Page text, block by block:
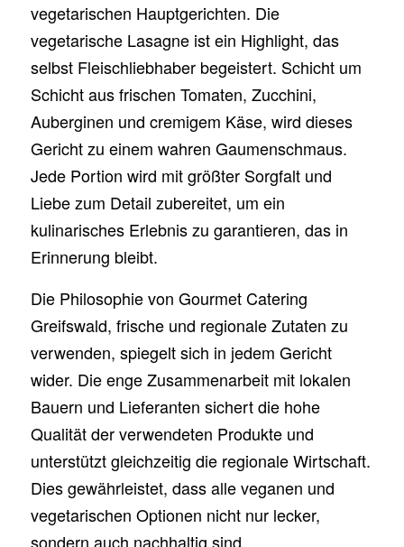
vegetarischen Hauptgerichten. Die
vegetarische Lasagne ist ein Highlight, das
selbst Fleischliebhaber begeistert. Schicht um
Schicht aus frischen Tomaten, Zucchini,
Auberginen und cremigem Käse, wird dieses
Gericht zu einem wahren Gaumenschmaus.
Jede Portion wird mit größter Sorgfalt und
Liebe zum Detail zubereitet, um ein
kulinarisches Erlebnis zu garantieren, das in
Erinnerung bleibt.
Die Philosophie von Gourmet Catering
Greifswald, frische und regionale Zutaten zu
verwenden, spiegelt sich in jedem Gericht
wider. Die enge Zusammenarbeit mit lokalen
Bauern und Lieferanten sichert die hohe
Qualität der verwendeten Produkte und
unterstützt gleichzeitig die regionale Wirtschaft.
Dies gewährleistet, dass alle veganen und
vegetarischen Optionen nicht nur lecker,
sondern auch nachhaltig sind.